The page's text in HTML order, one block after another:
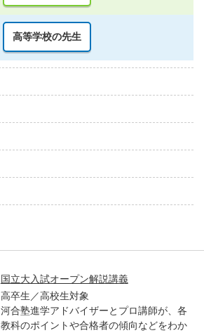
高等学校の先生
国立大入試オープン解説講義
高卒生／高校生対象
河合塾進学アドバイザーとプロ講師が、各
教科のポイントや合格者の傾向などをわか